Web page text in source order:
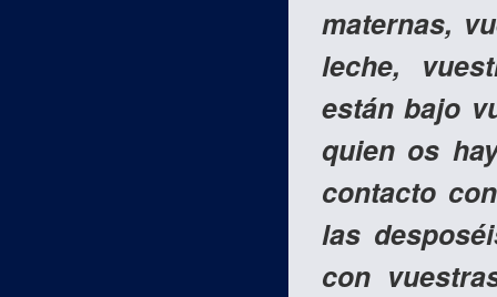
maternas,
leche,
están bajo
quien os
contacto
las
con